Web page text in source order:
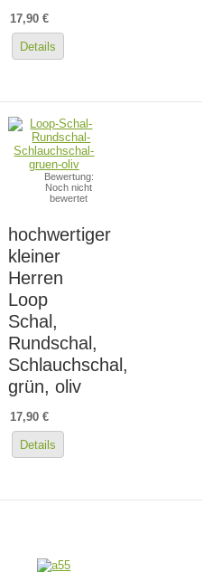
17,90 €
Details
Bewertung:
Noch nicht
bewertet
hochwertiger
kleiner
Herren
Loop
Schal,
Rundschal,
Schlauchschal,
grün, oliv
17,90 €
Details